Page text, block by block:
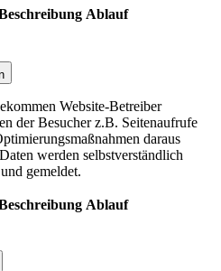
Ablauf
Website-Betreiber
der Besucher z.B. Seitenaufrufe
daraus
werden selbstverständlich
gemeldet.
Ablauf